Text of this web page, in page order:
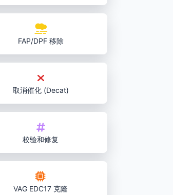
FAP/DPF 移除
取消催化 (Decat)
校验和修复
VAG EDC17 克隆